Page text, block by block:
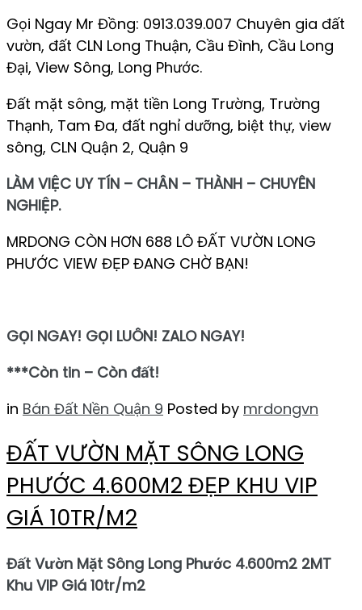
Gọi Ngay Mr Đồng: 0913.039.007 Chuyên gia đất
vườn, đất CLN Long Thuận, Cầu Đình, Cầu Long
Đại, View Sông, Long Phước.
Đất mặt sông, mặt tiền Long Trường, Trường
Thạnh, Tam Đa, đất nghỉ dưỡng, biệt thự, view
sông, CLN Quận 2, Quận 9
LÀM VIỆC UY TÍN – CHÂN – THÀNH – CHUYÊN
NGHIỆP.
MRDONG CÒN HƠN 688 LÔ ĐẤT VƯỜN LONG
PHƯỚC VIEW ĐẸP ĐANG CHỜ BẠN!
GỌI NGAY! GỌI LUÔN! ZALO NGAY!
***Còn tin – Còn đất!
in Bán Đất Nền Quận 9 Posted by mrdongvn
ĐẤT VƯỜN MẶT SÔNG LONG
PHƯỚC 4.600M2 ĐẸP KHU VIP
GIÁ 10TR/M2
Đất Vườn Mặt Sông Long Phước 4.600m2 2MT
Khu VIP Giá 10tr/m2